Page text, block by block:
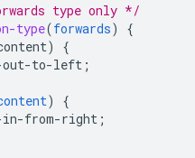
type only */
type(forwards)
{
{
out-to-left ;
)
{
from-right ;